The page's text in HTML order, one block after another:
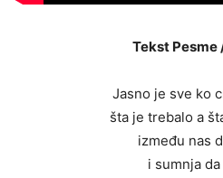
Tekst Pesme
Jasno je sve ko
šta je trebalo a
između nas
i sumnja